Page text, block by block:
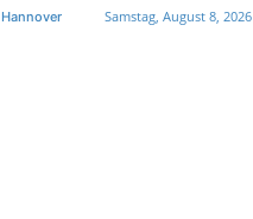
Hannover Samstag, August 8, 2026